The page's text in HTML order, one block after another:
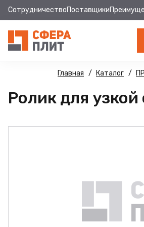
СотрудничествоПоставщики
Главная Каталог
Ролик для